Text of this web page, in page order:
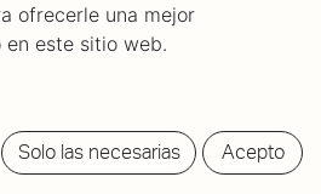
ofrecerle una mejor
en este sitio web.
Solo las necesarias Acepto